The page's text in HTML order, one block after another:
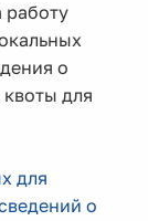
работу
о
для
для
о